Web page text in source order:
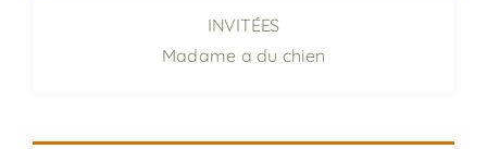
INVITÉES
Madame a du chien